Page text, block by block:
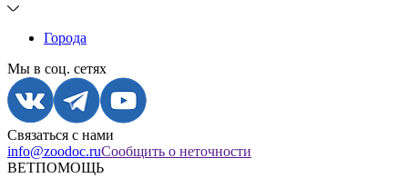
Города
Мы в соц. сетях
Связаться с нами
info@zoodoc.ruСообщить о неточности
ВЕТПОМОЩЬ